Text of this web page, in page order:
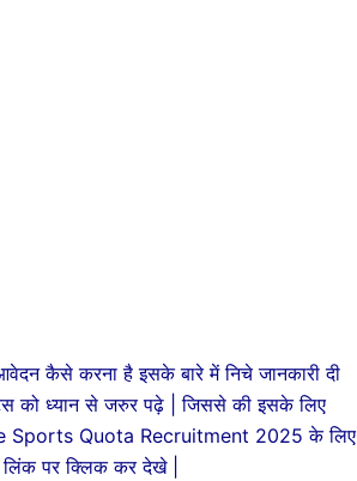
कैसे करना है इसके बारे में निचे जानकारी दी
को ध्यान से जरुर पढ़े | जिससे की इसके लिए
Sports Quota Recruitment 2025 के लिए
पर क्लिक कर देखे |